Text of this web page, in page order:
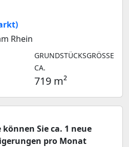
Rhein
GRUNDSTÜCKSGRÖSSE C
A.
719 m²
können Sie ca. 1 neue
pro Monat